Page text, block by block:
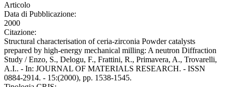
Articolo
Data di Pubblicazione:
2000
Citazione:
Structural characterisation of ceria-zirconia Powder catalysts
prepared by high-energy mechanical milling: A neutron Diffraction
Study / Enzo, S., Delogu, F., Frattini, R., Primavera, A., Trovarelli,
A.I.. - In: JOURNAL OF MATERIALS RESEARCH. - ISSN
0884-2914. - 15:(2000), pp. 1538-1545.